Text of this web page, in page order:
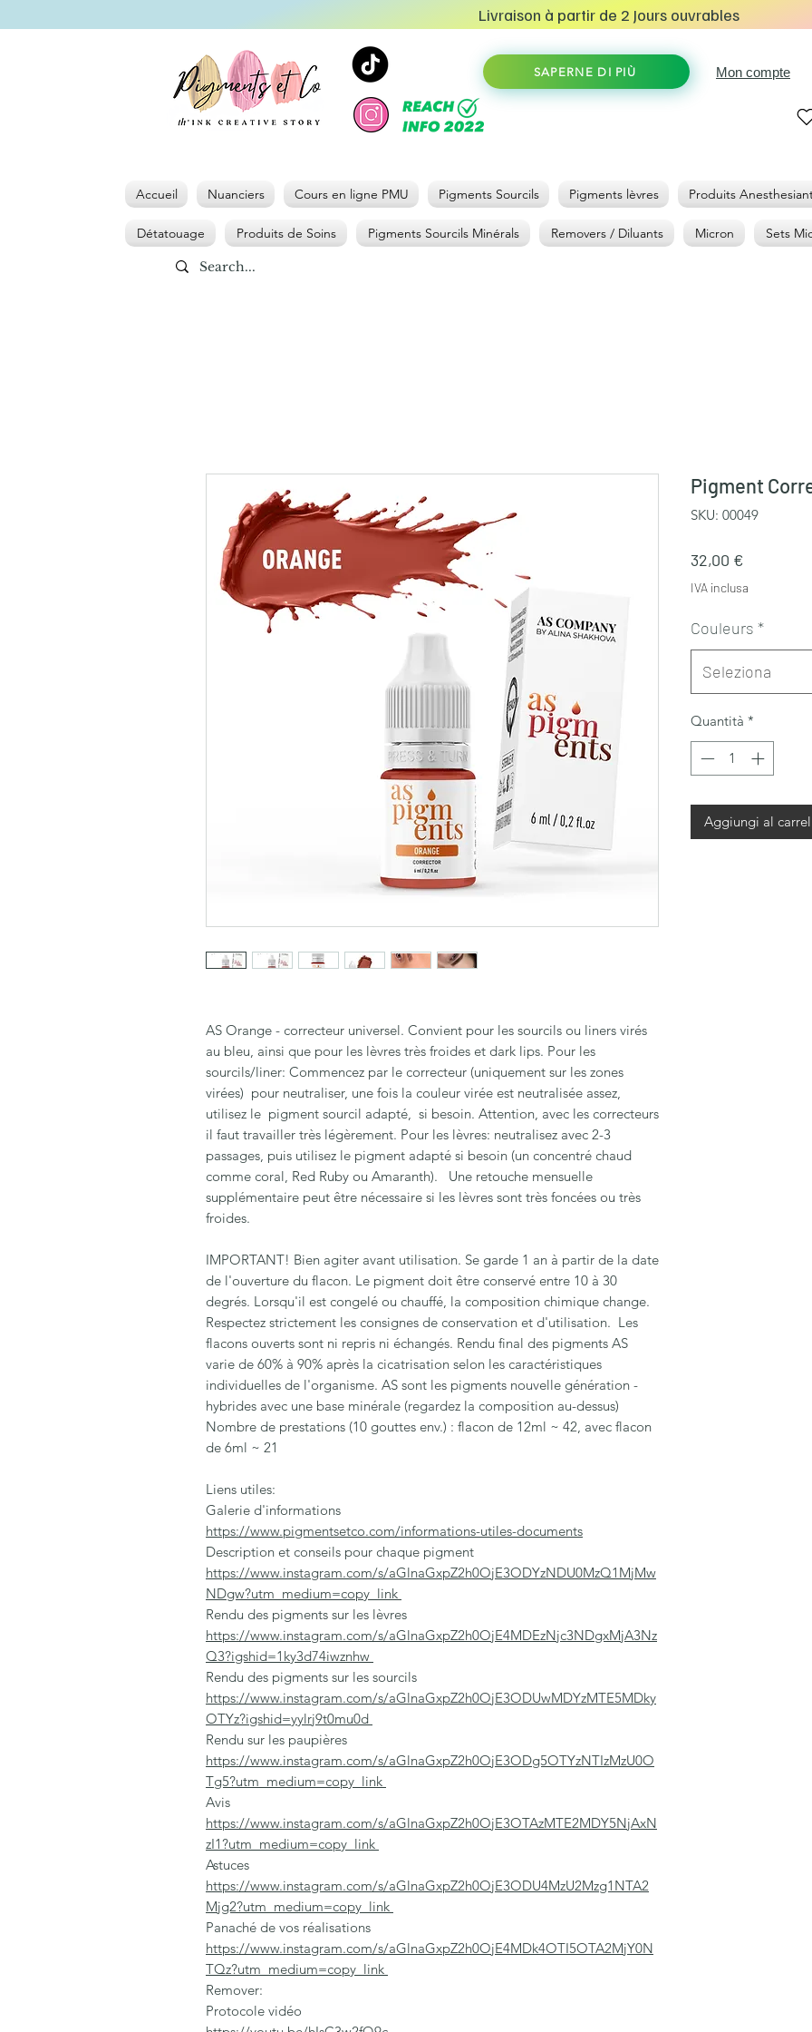
SAPERNE DI PIÙ Mon compte
Accueil Nuanciers Cours en ligne PMU Pigments Sourcils Pigments lèvres Produits
Détatouage Produits de Soins Pigments Sourcils Minérals Removers / Diluants Micron Sets
Livraison à partir de 2 Jours ouvrables
AS Orange - correcteur universel. Convient pour les sourcils ou liners virés
au bleu, ainsi que pour les lèvres très froides et dark lips. Pour les
sourcils/liner: Commencez par le correcteur (uniquement sur les zones
virées) pour neutraliser, une fois la couleur virée est neutralisée assez,
utilisez le pigment sourcil adapté, si besoin. Attention, avec les correcteurs
il faut travailler très légèrement. Pour les lèvres: neutralisez avec 2-3
passages, puis utilisez le pigment adapté si besoin (un concentré chaud
comme coral, Red Ruby ou Amaranth). Une retouche mensuelle
supplémentaire peut être nécessaire si les lèvres sont très foncées ou très
froides.
IMPORTANT! Bien agiter avant utilisation. Se garde 1 an à partir de la date
de l'ouverture du flacon. Le pigment doit être conservé entre 10 à 30
degrés. Lorsqu'il est congelé ou chauffé, la composition chimique change.
Respectez strictement les consignes de conservation et d'utilisation. Les
flacons ouverts sont ni repris ni échangés. Rendu final des pigments AS
varie de 60% à 90% après la cicatrisation selon les caractéristiques
individuelles de l'organisme. AS sont les pigments nouvelle génération -
hybrides avec une base minérale (regardez la composition au-dessus)
Nombre de prestations (10 gouttes env.) : flacon de 12ml ~ 42, avec flacon
de 6ml ~ 21
Liens utiles:
Galerie d'informations
https://www.pigmentsetco.com/informations-utiles-documents
Description et conseils pour chaque pigment
https://www.instagram.com/s/aGlnaGxpZ2h0OjE3ODYzNDU0MzQ1MjMw
NDgw?utm_medium=copy_link
Rendu des pigments sur les lèvres
https://www.instagram.com/s/aGlnaGxpZ2h0OjE4MDEzNjc3NDgxMjA3Nz
Q3?igshid=1ky3d74iwznhw
Rendu des pigments sur les sourcils
https://www.instagram.com/s/aGlnaGxpZ2h0OjE3ODUwMDYzMTE5MDky
OTYz?igshid=yylrj9t0mu0d
Rendu sur les paupières
https://www.instagram.com/s/aGlnaGxpZ2h0OjE3ODg5OTYzNTIzMzU0O
Tg5?utm_medium=copy_link
Avis
https://www.instagram.com/s/aGlnaGxpZ2h0OjE3OTAzMTE2MDY5NjAxN
zI1?utm_medium=copy_link
Astuces
https://www.instagram.com/s/aGlnaGxpZ2h0OjE3ODU4MzU2Mzg1NTA2
Mjg2?utm_medium=copy_link
Panaché de vos réalisations
https://www.instagram.com/s/aGlnaGxpZ2h0OjE4MDk4OTI5OTA2MjY0N
TQz?utm_medium=copy_link
Remover:
Protocole vidéo
Pigment
SKU: 00049
32,00 €Prezzo
IVA inclusa
Couleurs *
Seleziona
Quantità *
Aggiungi al